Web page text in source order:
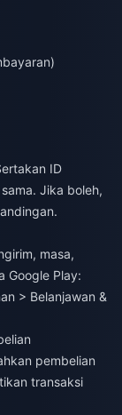
ID
Jika boleh,
masa,
Google Play:
> Belanjawan &
pembelian
transaksi